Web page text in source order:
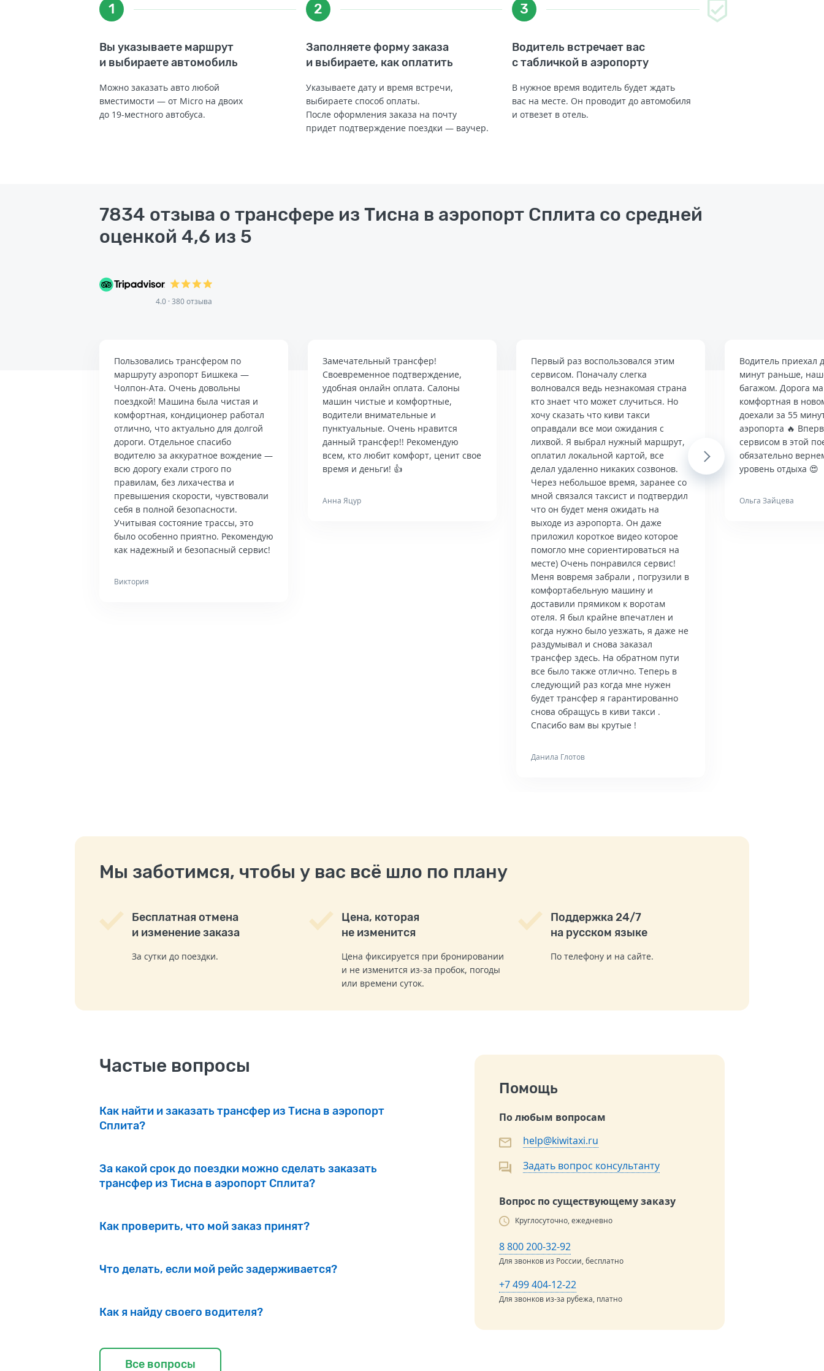
1
Вы указываете маршрут
и выбираете автомобиль
Можно заказать авто любой
вместимости — от Micro на двоих
до 19-местного автобуса.
2
Заполняете форму заказа
и выбираете, как оплатить
Указываете дату и время встречи,
выбираете способ оплаты.
После оформления заказа на почту
придет подтверждение поездки — ваучер.
3
Водитель встречает вас
с табличкой в аэропорту
В нужное время водитель будет ждать
вас на месте. Он проводит до автомобиля
и отвезет в отель.
7834 отзыва о трансфере из Тисна в аэропорт Сплита со средней
оценкой 4,6 из 5
4.0 · 380 отзыва
Пользовались трансфером по
маршруту аэропорт Бишкека —
Чолпон-Ата. Очень довольны
поездкой! Машина была чистая и
комфортная, кондиционер работал
отлично, что актуально для долгой
дороги. Отдельное спасибо
водителю за аккуратное вождение —
всю дорогу ехали строго по
правилам, без лихачества и
превышения скорости, чувствовали
себя в полной безопасности.
Учитывая состояние трассы, это
было особенно приятно. Рекомендую
как надежный и безопасный сервис!
Виктория
Замечательный трансфер!
Своевременное подтверждение,
удобная онлайн оплата. Салоны
машин чистые и комфортные,
водители внимательные и
пунктуальные. Очень нравится
данный трансфер!! Рекомендую
всем, кто любит комфорт, ценит свое
время и деньги! 👍
Анна Яцур
Первый раз воспользовался этим
сервисом. Поначалу слегка
волновался ведь незнакомая страна
кто знает что может случиться. Но
хочу сказать что киви такси
оправдали все мои ожидания с
лихвой. Я выбрал нужный маршрут,
оплатил локальной картой, все
делал удаленно никаких созвонов.
Через небольшое время, заранее со
мной связался таксист и подтвердил
что он будет меня ожидать на
выходе из аэропорта. Он даже
приложил короткое видео которое
помогло мне сориентироваться на
месте) Очень понравился сервис!
Меня вовремя забрали , погрузили в
комфортабельную машину и
доставили прямиком к воротам
отеля. Я был крайне впечатлен и
когда нужно было уезжать, я даже не
раздумывал и снова заказал
трансфер здесь. На обратном пути
все было также отлично. Теперь в
следующий раз когда мне нужен
будет трансфер я гарантированно
снова обращусь в киви такси .
Спасибо вам вы крутые !
Данила Глотов
Водитель приехал
минут раньше,
багажом. Дорога
комфортная в
доехали за 55
аэропорта 🔥
сервисом в этой
обязательно
уровень отдыха 😍
Ольга Зайцева
Next
Мы заботимся, чтобы у вас всё шло по плану
Бесплатная отмена
и изменение заказа
За сутки до поездки.
Цена, которая
не изменится
Цена фиксируется при бронировании
и не изменится из-за пробок, погоды
или времени суток.
Поддержка 24/7
на русском языке
По телефону и на сайте.
Частые вопросы
Как найти и заказать трансфер из Тисна в аэропорт
Сплита?
За какой срок до поездки можно сделать заказать
трансфер из Тисна в аэропорт Сплита?
Как проверить, что мой заказ принят?
Что делать, если мой рейс задерживается?
Как я найду своего водителя?
Все вопросы
Помощь
По любым вопросам
help@kiwitaxi.ru
Задать вопрос консультанту
Вопрос по существующему заказу
Круглосуточно, ежедневно
8 800 200-32-92
Для звонков из России, бесплатно
+7 499 404-12-22
Для звонков из-за рубежа, платно